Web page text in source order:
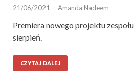
21/06/2021 - Amanda Nadeem
Premiera nowego projektu
sierpień.
CZYTAJ DALEJ